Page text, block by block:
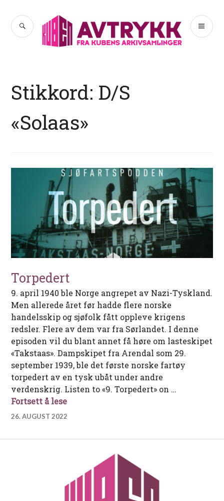
innhold
Avtrykk
SØK
Stikkord: D/S
«Solaas»
Torpedert
9. april 1940 ble Norge angrepet av Nazi-Tyskland.
Men allerede året før hadde flere norske
handelsskip og sjøfolk fått oppleve krigens
redsler. Flere av dem var fra Sørlandet. I denne
episoden vil du blant annet få høre om lasteskipet
«Takstaas». Dampskipet fra Arendal som 29.
september 1939, ble det første norske fartøy
torpedert av en tysk ubåt under andre
verdenskrig. Listen to «9. Torpedert» on …
Fortsett å leseTorpedert
26. AUGUST 2022